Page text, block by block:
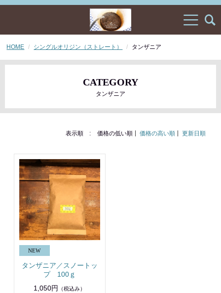
HOME シングルオリジン（ストレート） タンザニア
CATEGORY
タンザニア
表示順 : 価格の低い順 価格の高い順 更新日順
タンザニア／スノートッ
プ 100ｇ
1,050円
（税込み）